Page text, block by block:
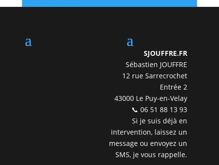
SJOUFFRE.FR
Sébastien JOUFFRE
12 rue Sarrecrochet
Entrée 2
43000 Le Puy-en-Velay
📞 06 51 88 13 93
Si je suis déjà en
intervention, laissez un
message ou envoyez un
SMS, je vous rappelle.